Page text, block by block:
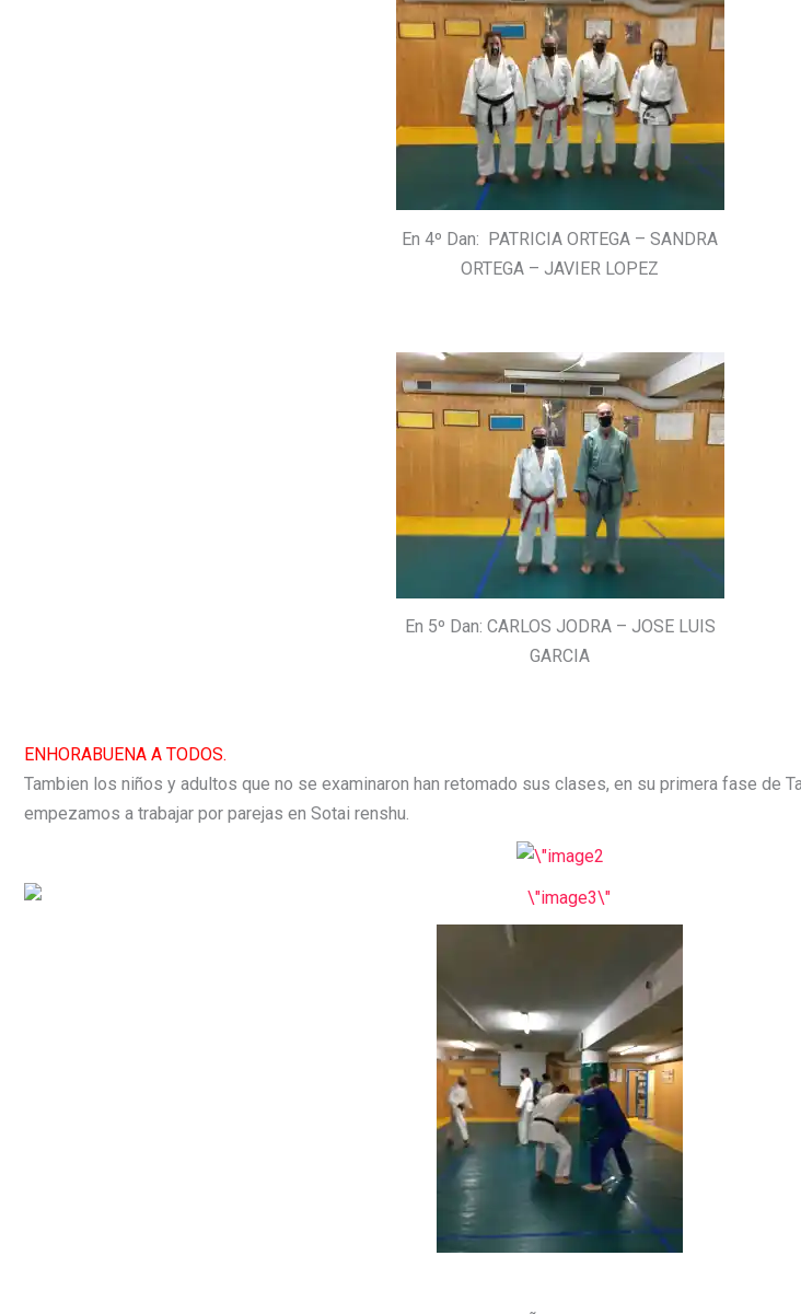
En 4º Dan: PATRICIA ORTEGA – SANDRA
ORTEGA – JAVIER LOPEZ
En 5º Dan: CARLOS JODRA – JOSE LUIS
GARCIA
ENHORABUENA A TODOS.
Tambien los niños y adultos que no se examinaron han retomado sus clases, en su primera fase de
empezamos a trabajar por parejas en Sotai renshu.